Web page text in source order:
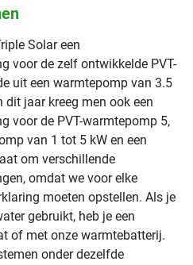
Solar een
voor de zelf ontwikkelde PVT-
uit een warmtepomp van 3.5
dit jaar kreeg men ook een
voor de PVT-warmtepomp 5,
van 1 tot 5 kW en een
om verschillende
omdat we voor elke
moeten opstellen. Als je
gebruikt, heb je een
of met onze warmtebatterij.
onder dezelfde